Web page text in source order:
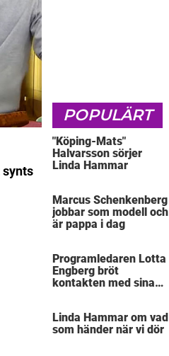
POPULÄRT
"Köping-Mats"
Halvarsson sörjer
Linda Hammar
Marcus Schenkenberg
jobbar som modell och
är pappa i dag
Programledaren Lotta
Engberg bröt
kontakten med sina
Linda Hammar om vad
som händer när vi dör